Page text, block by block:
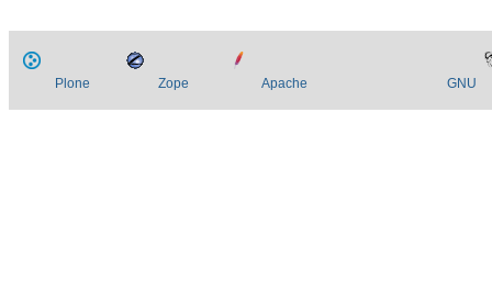
Plone Zope Apache GNU